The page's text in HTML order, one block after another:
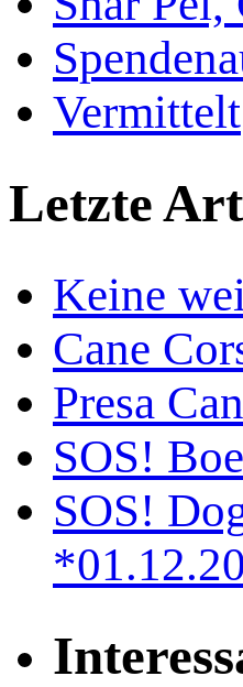
Vermittelt
Letzte
Keine
Cane
Presa
SOS!
SOS!